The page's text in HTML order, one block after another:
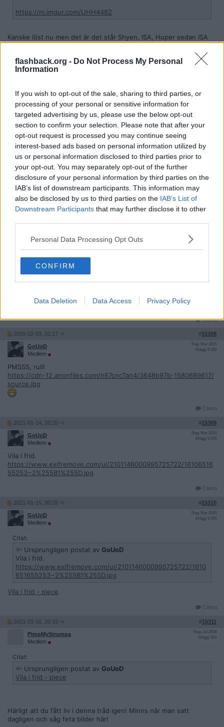
flashback.org - Do Not Process My Personal
Information
If you wish to opt-out of the sale, sharing to third parties, or
processing of your personal or sensitive information for
targeted advertising by us, please use the below opt-out
section to confirm your selection. Please note that after your
opt-out request is processed you may continue seeing
interest-based ads based on personal information utilized by
us or personal information disclosed to third parties prior to
your opt-out. You may separately opt-out of the further
disclosure of your personal information by third parties on the
IAB’s list of downstream participants. This information may
also be disclosed by us to third parties on the IAB’s List of
Downstream Participants that may further disclose it to other
Personal Data Processing Opt Outs
CONFIRM
Data Deletion Data Access Privacy Policy
https://m.imgur.com/UHH4482
Kanske löst nu men det är det står Shyen, ISA, Huper sedan ISA
igen ner till vänster.
Citera
Medlem
va ute i stan tidigare och såg det här rullet.
https://anonfile.com/McIdS7yane/20190710_185646_2_jpg
2019-07-12, 18:27 #15307
GoUoD
Medlem
Reg: Mar 2015
Ursprungligen postat avTragiskPotatis
va ute i stan tidigare och såg det här rullet.
https://anonfile.com/McIdS7yane/20190710_185646_2_jpg
https://anonfile.com/R0a6n4zen7/2014-03-14_16.28.26_jpg
Samma bild, nedre är bara direktlänk.
Citera
2020-02-03, 01:17 #15308
GoUoD
Medlem
Reg: Mar 2015
Inlägg: 9 230
PMSSS, rull!
https://cdn-12.anonfiles.com/n67cncTan4/3648b97b-1580689617/
source.jpg
Citera
2021-01-14, 20:20 #15309
GoUoD
Medlem
Reg: Mar 2015
Inlägg: 9 230
Vila i frid.
https://www.exifremove.com/ul/2101146000995725722/16106516
55253~2%255B1%255D.jpg
Citera
2021-01-15, 00:26 #15310
GoUoD
Medlem
Reg: Mar 2015
Inlägg: 9 230
Citat:
Ursprungligen postat av GoUoD
Vila i frid.
https://www.exifremove.com/ul/2101146000995725722/1610
651655253~2%255B1%255D.jpg
Vila i frid - piece
Citera
2021-01-16, 20:15 #15311
PimpMyStrumpa
Medlem
Reg: Jul 2008
Inlägg: 262
Citat:
Ursprungligen postat av GoUoD
Vila i frid - piece
Härligt att du fått liv i denna tråd igen! Minns när man satt
dagligen och såg feta bilder här!